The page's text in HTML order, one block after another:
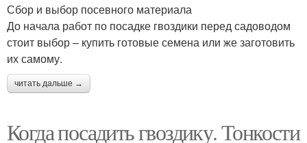
Сбор и выбор посевного материала
До начала работ по посадке гвоздики перед садоводом
стоит выбор – купить готовые семена или же заготовить
их самому.
читать дальше →
Когда посадить гвоздику. Тонкости